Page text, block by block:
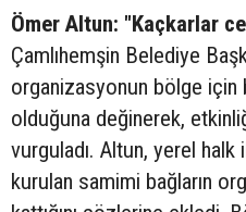
Ömer Altun: "Kaçkarlar
Çamlıhemşin Belediye
organizasyonun bölge için
olduğuna değinerek,
vurguladı. Altun, yerel halk
kurulan samimi bağların